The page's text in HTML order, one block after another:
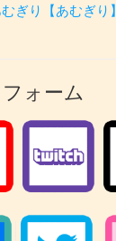
ぎり【あむぎり】
ォーム